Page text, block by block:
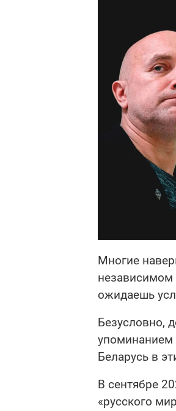
Многие
независимом
ожидаешь
Безусловно,
упоминанием
Беларусь в
В сентябре
«русского